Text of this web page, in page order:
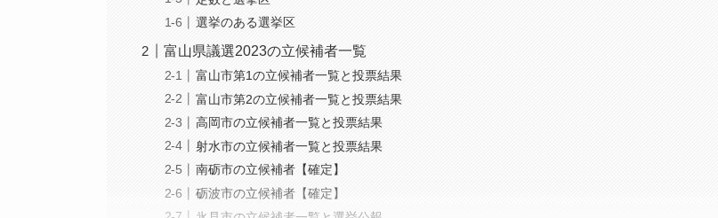
選挙のある選挙区
富山県議選2023の立候補者一覧
富山市第1の立候補者一覧と投票結果
富山市第2の立候補者一覧と投票結果
高岡市の立候補者一覧と投票結果
射水市の立候補者一覧と投票結果
南砺市の立候補者【確定】
砺波市の立候補者【確定】